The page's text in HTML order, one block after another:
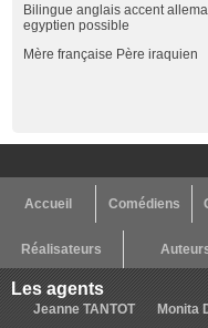
Bilingue anglais accent
egyptien possible
Mère française Père iraquien
Accueil Comédiens
Réalisateurs
Les agents
Jeanne TANTOT Monita